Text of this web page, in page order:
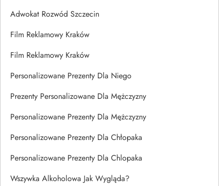
Adwokat Rozwód Szczecin
Film Reklamowy Kraków
Film Reklamowy Kraków
Personalizowane Prezenty Dla Niego
Prezenty Personalizowane Dla Mężczyzny
Personalizowane Prezenty Dla Mężczyzny
Personalizowane Prezenty Dla Chłopaka
Personalizowane Prezenty Dla Chlopaka
Wszywka Alkoholowa Jak Wygląda?